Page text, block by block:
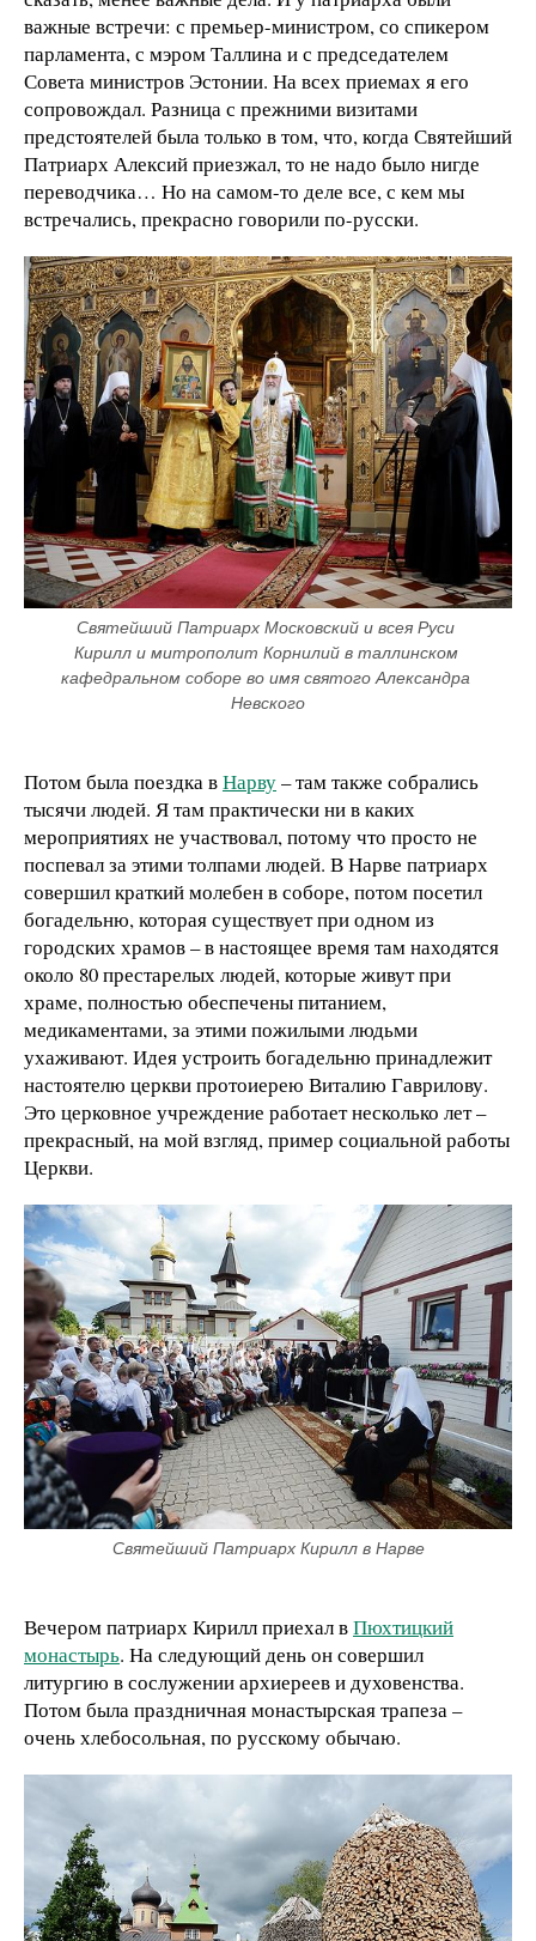
важные встречи: с премьер-министром, со спикером
парламента, с мэром Таллина и с председателем
Совета министров Эстонии. На всех приемах я его
сопровождал. Разница с прежними визитами
предстоятелей была только в том, что, когда Святейший
Патриарх Алексий приезжал, то не надо было нигде
переводчика… Но на самом-то деле все, с кем мы
встречались, прекрасно говорили по-русски.
Святейший Патриарх Московский и всея Руси
Кирилл и митрополит Корнилий в таллинском
кафедральном соборе во имя святого Александра
Невского
Потом была поездка вНарву– там также собрались
тысячи людей. Я там практически ни в каких
мероприятиях не участвовал, потому что просто не
поспевал за этими толпами людей. В Нарве патриарх
совершил краткий молебен в соборе, потом посетил
богадельню, которая существует при одном из
городских храмов – в настоящее время там находятся
около 80 престарелых людей, которые живут при
храме, полностью обеспечены питанием,
медикаментами, за этими пожилыми людьми
ухаживают. Идея устроить богадельню принадлежит
настоятелю церкви протоиерею Виталию Гаврилову.
Это церковное учреждение работает несколько лет –
прекрасный, на мой взгляд, пример социальной работы
Церкви.
Святейший Патриарх Кирилл в Нарве
Вечером патриарх Кирилл приехал вПюхтицкий
монастырь. На следующий день он совершил
литургию в сослужении архиереев и духовенства.
Потом была праздничная монастырская трапеза –
очень хлебосольная, по русскому обычаю.